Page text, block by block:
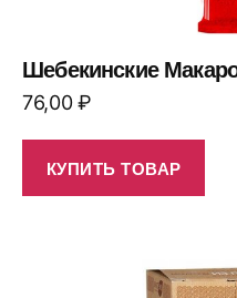
Шебекинские
76,00₽
КУПИТЬ ТОВАР